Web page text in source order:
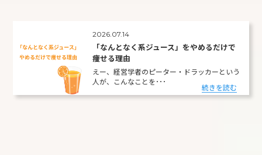
2026.07.14
「なんとなく系ジュース」をやめるだけで
痩せる理由
えー、経営学者のピーター・ドラッカーという
人が、こんなことを･･･
続きを読む